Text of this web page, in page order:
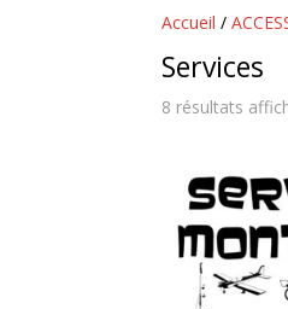
Accueil /
Services
8 résultats